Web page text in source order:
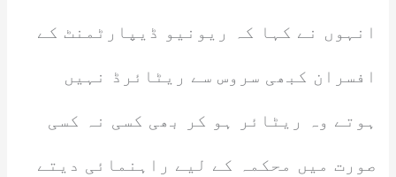
انہوں نے کہا کہ ریونیو ڈیپارٹمنٹ کے
افسران کبھی سروس سے ریٹائرڈ نہیں
ہوتے وہ ریٹائر ہو کر بھی کسی نہ کسی
صورت میں محکمہ کے لیے راہنمائی دیتے